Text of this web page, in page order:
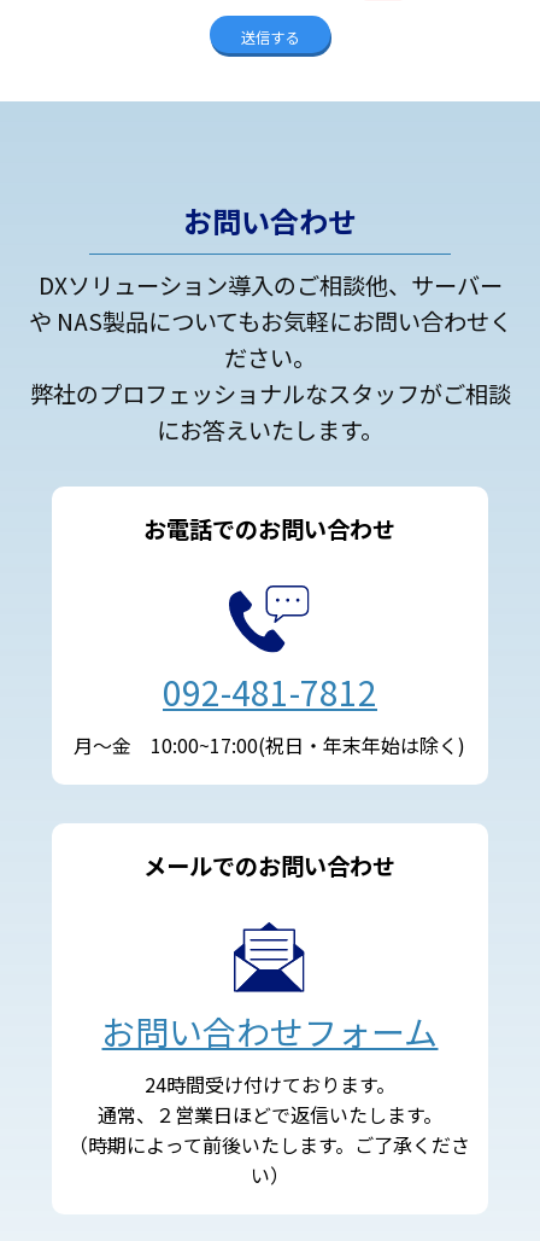
お問い合わせ
DXソリューション導入のご相談他、サーバー
や NAS製品についてもお気軽にお問い合わせく
ださい。
弊社のプロフェッショナルなスタッフがご相談
にお答えいたします。
お電話でのお問い合わせ
092-481-7812
月～金 10:00~17:00(祝日・年末年始は除く)
メールでのお問い合わせ
お問い合わせフォーム
24時間受け付けております。
通常、２営業日ほどで返信いたします。
（時期によって前後いたします。ご了承くださ
い）